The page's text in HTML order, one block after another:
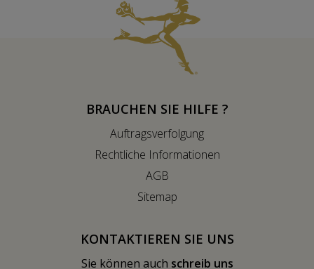
BRAUCHEN SIE HILFE ?
Auftragsverfolgung
Rechtliche Informationen
AGB
Sitemap
KONTAKTIEREN SIE UNS
Sie können auch schreib uns